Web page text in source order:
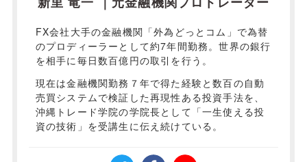
FX会社大手の金融機関「外為どっとコム」で為替
のプロディーラーとして約7年間勤務。世界の銀行
を相手に毎日数百億円の取引を行う。
現在は金融機関勤務７年で得た経験と数百の自動
売買システムで検証した再現性ある投資手法を、
沖縄トレード学院の学院長として「一生使える投
資の技術」を受講生に伝え続けている。